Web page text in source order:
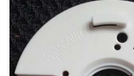
Компанія
Каталог
Виробництво